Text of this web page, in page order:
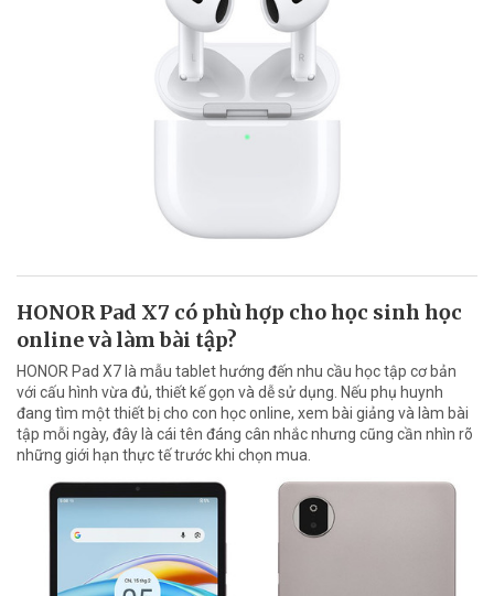
HONOR Pad X7 có phù hợp cho học sinh học
online và làm bài tập?
HONOR Pad X7 là mẫu tablet hướng đến nhu cầu học tập cơ bản
với cấu hình vừa đủ, thiết kế gọn và dễ sử dụng. Nếu phụ huynh
đang tìm một thiết bị cho con học online, xem bài giảng và làm bài
tập mỗi ngày, đây là cái tên đáng cân nhắc nhưng cũng cần nhìn rõ
những giới hạn thực tế trước khi chọn mua.